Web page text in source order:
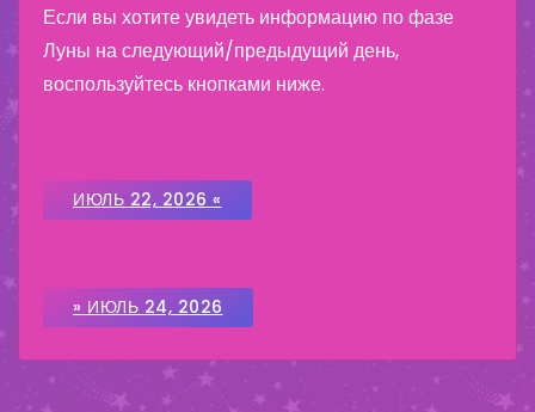
Если вы хотите увидеть информацию по фазе
Луны на следующий/предыдущий день,
воспользуйтесь кнопками ниже.
ИЮЛЬ 22, 2026 «
» ИЮЛЬ 24, 2026